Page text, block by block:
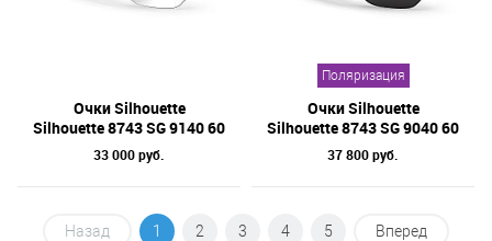
Очки Silhouette
Silhouette 8743 SG 9140 60
33 000 руб.
Поляризация
Очки Silhouette
Silhouette 8743 SG 9040 60
37 800 руб.
Назад 1 2 3 4 5 Вперед